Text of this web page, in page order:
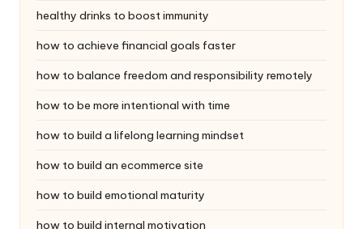
healthy drinks to boost immunity
how to achieve financial goals faster
how to balance freedom and responsibility remotely
how to be more intentional with time
how to build a lifelong learning mindset
how to build an ecommerce site
how to build emotional maturity
how to build internal motivation